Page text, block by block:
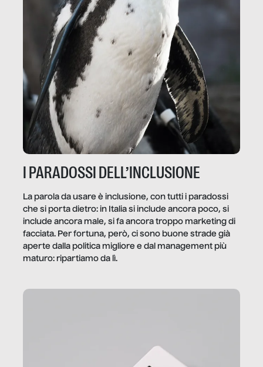
I PARADOSSI DELL’INCLUSIONE
La parola da usare è inclusione, con tutti i paradossi
che si porta dietro: in Italia si include ancora poco, si
include ancora male, si fa ancora troppo marketing di
facciata. Per fortuna, però, ci sono buone strade già
aperte dalla politica migliore e dal management più
maturo: ripartiamo da lì.